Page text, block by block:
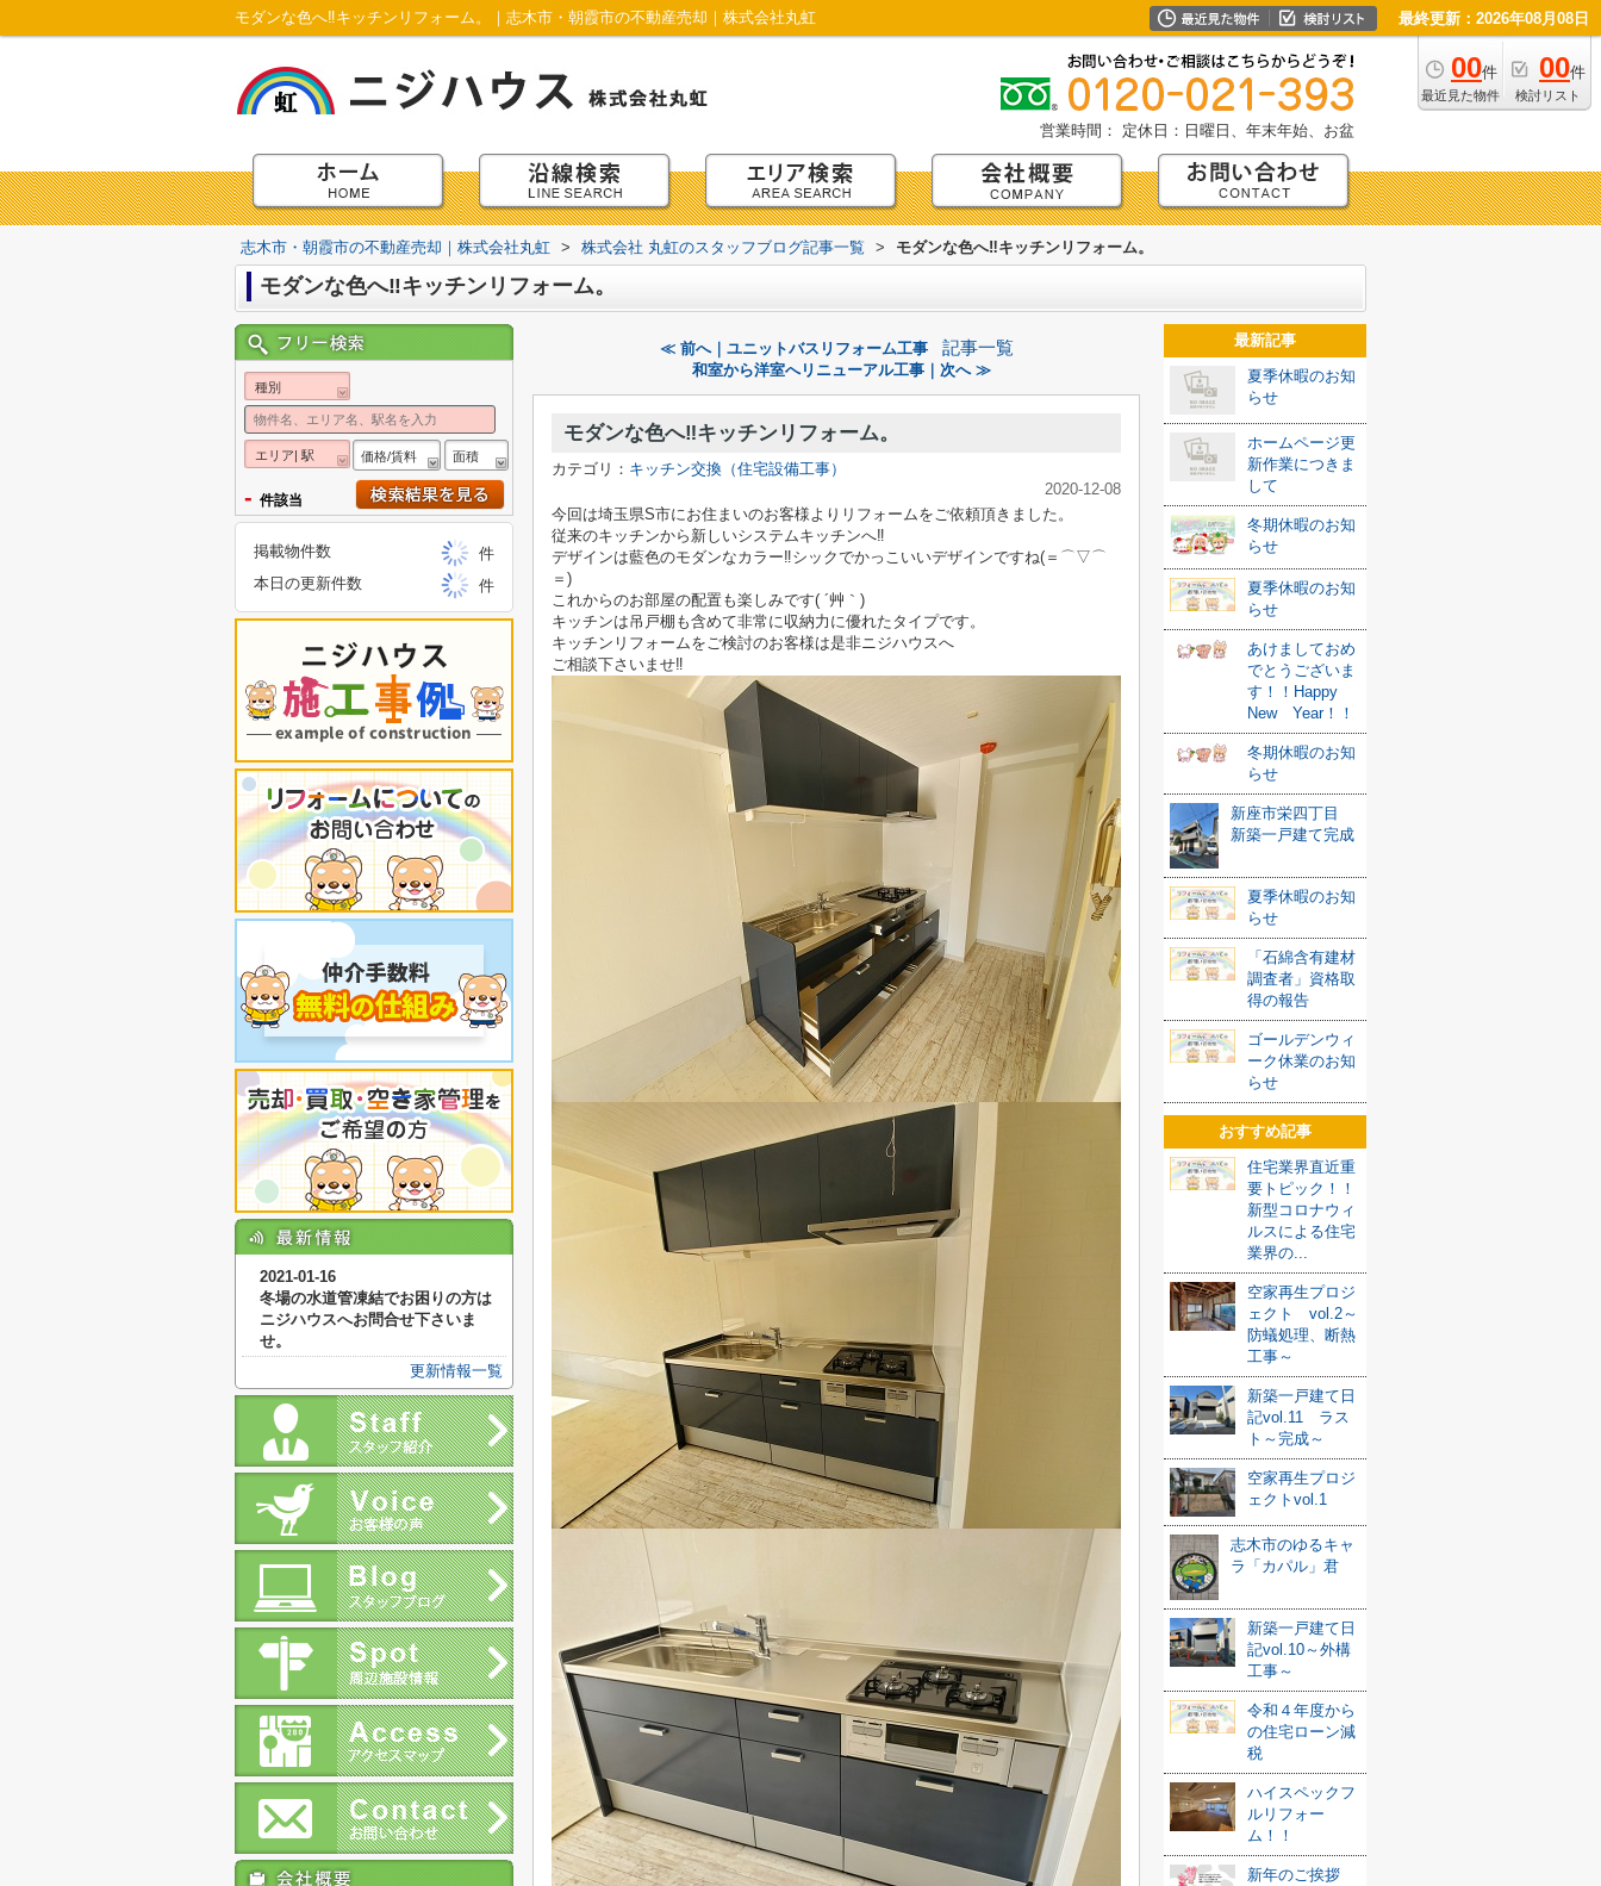
モダンな色へ‼キッチンリフォーム。｜志木市・朝霞市の不動産売却｜株式会社丸虹 最終更新：2026年08月08日
00件
最近見た物件
00件
検討リスト
営業時間： 定休日：日曜日、年末年始、お盆
志木市・朝霞市の不動産売却｜株式会社丸虹 > 株式会社 丸虹のスタッフブログ記事一覧 > モダンな色へ‼キッチンリフォーム。
モダンな色へ‼キッチンリフォーム。
≪ 前へ｜ユニットバスリフォーム工事 記事一覧
和室から洋室へリニューアル工事｜次へ ≫
モダンな色へ‼キッチンリフォーム。
カテゴリ： キッチン交換（住宅設備工事）
2020-12-08
今回は埼玉県S市にお住まいのお客様よりリフォームをご依頼頂きました。
従来のキッチンから新しいシステムキッチンへ‼
デザインは藍色のモダンなカラー‼シックでかっこいいデザインですね(＝⌒▽⌒
＝)
これからのお部屋の配置も楽しみです( ´艸｀)
キッチンは吊戸棚も含めて非常に収納力に優れたタイプです。
キッチンリフォームをご検討のお客様は是非ニジハウスへ
ご相談下さいませ‼
最新記事
夏季休暇のお知
らせ
ホームページ更
新作業につきま
して
冬期休暇のお知
らせ
夏季休暇のお知
らせ
あけましておめ
でとうございま
す！！Happy
New Year！！
冬期休暇のお知
らせ
新座市栄四丁目
新築一戸建て完成
夏季休暇のお知
らせ
「石綿含有建材
調査者」資格取
得の報告
ゴールデンウィ
ーク休業のお知
らせ
おすすめ記事
住宅業界直近重
要トピック！！
新型コロナウィ
ルスによる住宅
業界の...
空家再生プロジ
ェクト vol.2～
防蟻処理、断熱
工事～
新築一戸建て日
記vol.11 ラス
ト～完成～
空家再生プロジ
ェクトvol.1
志木市のゆるキャ
ラ「カパル」君
新築一戸建て日
記vol.10～外構
工事～
令和４年度から
の住宅ローン減
税
ハイスペックフ
ルリフォー
ム！！
新年のご挨拶
種別
エリア| 駅 価格/賃料 面積
- 件該当
掲載物件数
件
本日の更新件数
件
2021-01-16
冬場の水道管凍結でお困りの方は
ニジハウスへお問合せ下さいま
せ。
更新情報一覧